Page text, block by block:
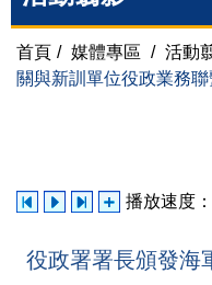
首頁 / 媒體專區 / 活動
關與新訓單位役政業務聯
播放速度：
役政署署長頒發海